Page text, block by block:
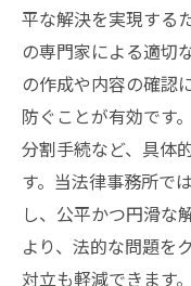
平な解決を実現する
の専門家による適切
の作成や内容の確認
防ぐことが有効です
分割手続など、具体
す。当法律事務所で
し、公平かつ円滑な
より、法的な問題を
対立も軽減できます